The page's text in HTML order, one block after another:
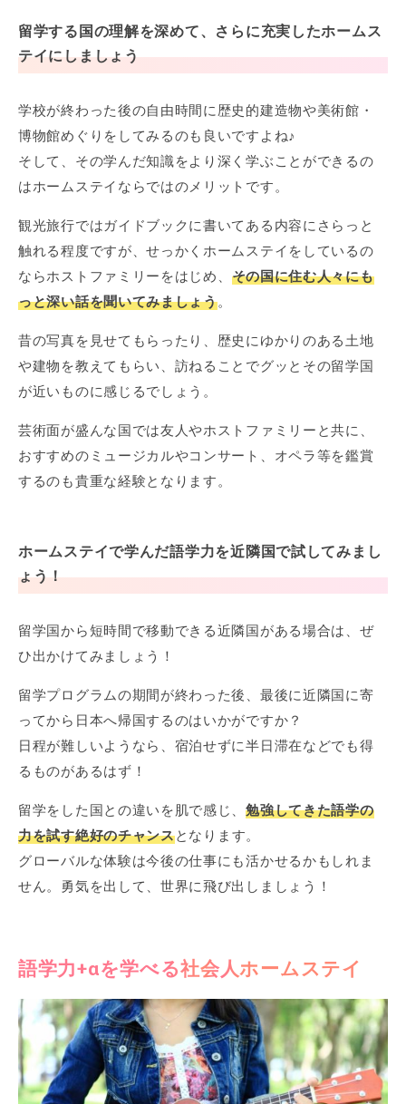
留学する国の理解を深めて、さらに充実したホームス
テイにしましょう
学校が終わった後の自由時間に歴史的建造物や美術館・
博物館めぐりをしてみるのも良いですよね♪
そして、その学んだ知識をより深く学ぶことができるの
はホームステイならではのメリットです。
観光旅行ではガイドブックに書いてある内容にさらっと
触れる程度ですが、せっかくホームステイをしているの
ならホストファミリーをはじめ、 その国に住む人々にも
っと深い話を聞いてみましょう。
昔の写真を見せてもらったり、歴史にゆかりのある土地
や建物を教えてもらい、訪ねることでグッとその留学国
が近いものに感じるでしょう。
芸術面が盛んな国では友人やホストファミリーと共に、
おすすめのミュージカルやコンサート、オペラ等を鑑賞
するのも貴重な経験となります。
ホームステイで学んだ語学力を近隣国で試してみまし
ょう！
留学国から短時間で移動できる近隣国がある場合は、ぜ
ひ出かけてみましょう！
留学プログラムの期間が終わった後、最後に近隣国に寄
ってから日本へ帰国するのはいかがですか？
日程が難しいようなら、宿泊せずに半日滞在などでも得
るものがあるはず！
留学をした国との違いを肌で感じ、勉強してきた語学の
力を試す絶好のチャンスとなります。
グローバルな体験は今後の仕事にも活かせるかもしれま
せん。勇気を出して、世界に飛び出しましょう！
語学力+αを学べる社会人ホームステイ